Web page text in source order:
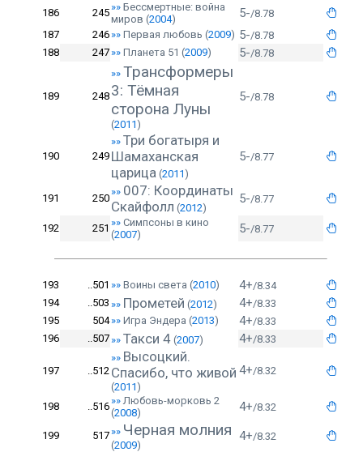
186 245»» Бессмертные: война
миров (2004) 5-/8.78
187
246»» Первая любовь (2009) 5-/8.78
188
247»» Планета 51 (2009) 5-/8.78
189 248
»» Трансформеры
3: Тёмная
сторона Луны
(2011)
5-/8.78
190 249
»» Три богатыря и
Шамаханская
царица (2011)
5-/8.77
191 250
»» 007: Координаты
Скайфолл (2012)
5-/8.77
192 251 »» Симпсоны в кино
(2007) 5-/8.77
193 ..501 »» Воины света (2010) 4+/8.34
194
..503 »» Прометей (2012) 4+/8.33
195
504»» Игра Эндера (2013) 4+/8.33
196
..507»» Такси 4 (2007) 4+/8.33
197 ..512
»» Высоцкий.
Спасибо, что живой
(2011)
4+/8.32
198 ..516»» Любовь-морковь 2
(2008) 4+/8.32
199 517»» Черная молния
(2009)
4+/8.32